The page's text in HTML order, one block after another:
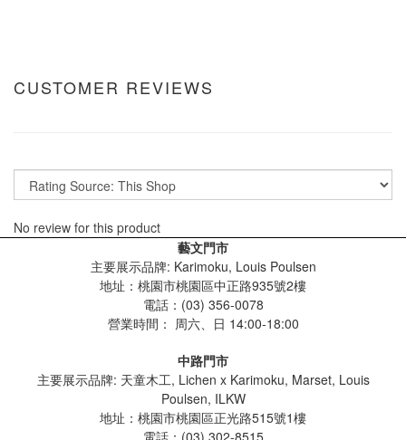
CUSTOMER REVIEWS
No review for this product
藝文門市
主要展示品牌: Karimoku, Louis Poulsen
地址：桃園市桃園區中正路935號2樓
電話：(03) 356-0078
營業時間： 周六、日 14:00-18:00
中路門市
主要展示品牌: 天童木工, Lichen x Karimoku, Marset, Louis
Poulsen, ILKW
地址：桃園市桃園區正光路515號1樓
電話：(03) 302-8515